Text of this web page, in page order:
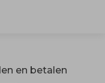
en betalen